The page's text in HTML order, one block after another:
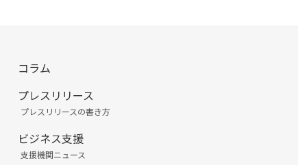
コラム
プレスリリース
プレスリリースの書き方
ビジネス支援
支援機関ニュース